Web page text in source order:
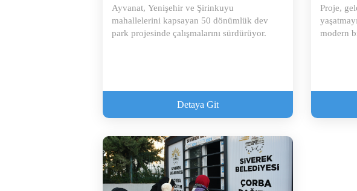
Ayvanat, Yenişehir ve Şirinkuyu
mahallelerini kapsayan 50 dönümlük dev
park projesinde çalışmalarını sürdürüyor.
Detaya Git
Proje,
modern